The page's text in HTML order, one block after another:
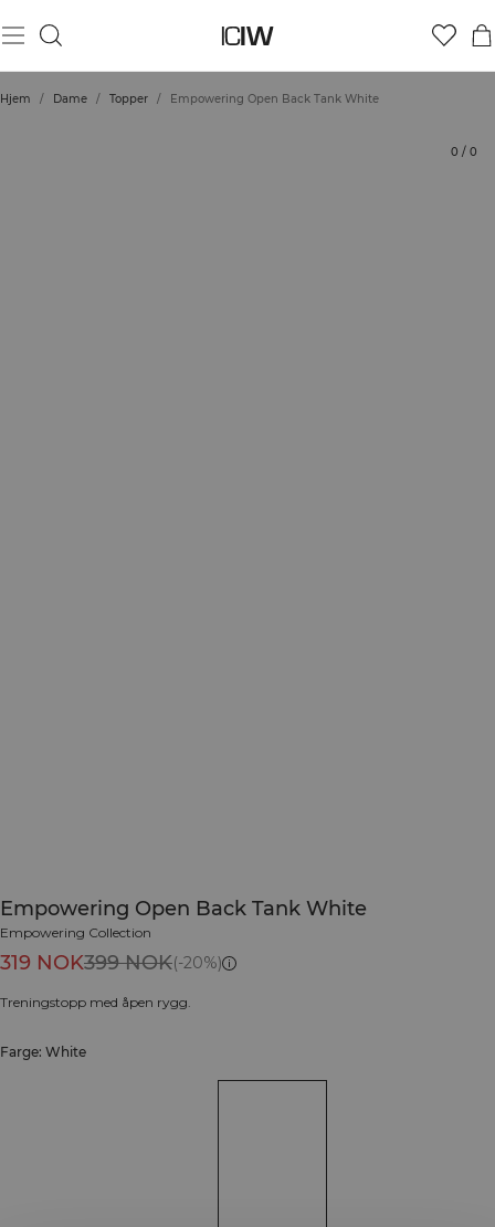
Hjem / Dame / Topper / Empowering Open Back Tank White
0 / 0
Empowering Open Back Tank White
Empowering Collection
319 NOK399 NOK(-20%)
Treningstopp med åpen rygg.
Farge: White